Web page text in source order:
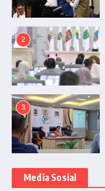
2
3
Media Sosial